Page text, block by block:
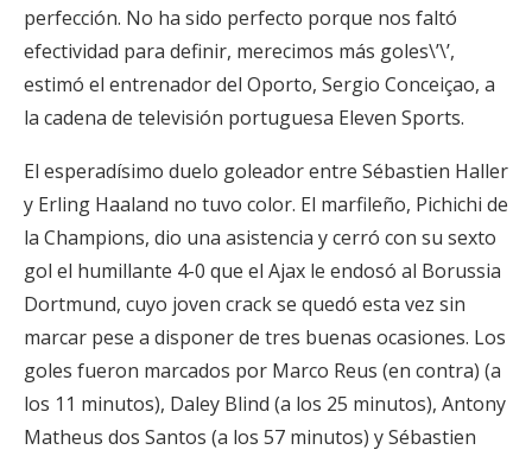
perfección. No ha sido perfecto porque nos faltó
efectividad para definir, merecimos más goles\’\’,
estimó el entrenador del Oporto, Sergio Conceiçao, a
la cadena de televisión portuguesa Eleven Sports.
El esperadísimo duelo goleador entre Sébastien Haller
y Erling Haaland no tuvo color. El marfileño, Pichichi de
la Champions, dio una asistencia y cerró con su sexto
gol el humillante 4-0 que el Ajax le endosó al Borussia
Dortmund, cuyo joven crack se quedó esta vez sin
marcar pese a disponer de tres buenas ocasiones. Los
goles fueron marcados por Marco Reus (en contra) (a
los 11 minutos), Daley Blind (a los 25 minutos), Antony
Matheus dos Santos (a los 57 minutos) y Sébastien